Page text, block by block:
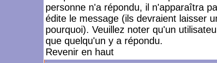
personne n'a répondu, il n'apparaîtra
édite le message (ils devraient laisser
pourquoi). Veuillez noter qu'un
que quelqu'un y a répondu.
Revenir en haut